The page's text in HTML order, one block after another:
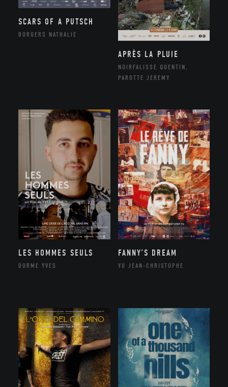
SCARS OF A PUTSCH
BORGERS NATHALIE
APRÈS LA PLUIE
NOIRFALISSE QUENTIN,
PAROTTE JEREMY
LES HOMMES SEULS
DORME YVES
FANNY’S DREAM
YU JEAN-CHRISTOPHE